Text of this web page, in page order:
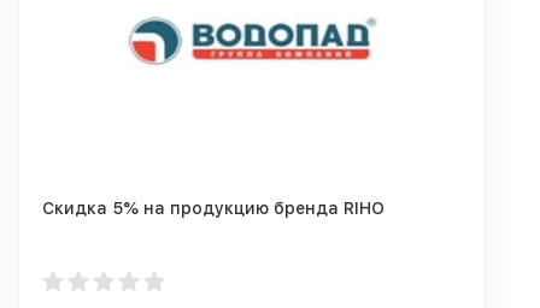
Скидка 5% на продукцию бренда RIHO